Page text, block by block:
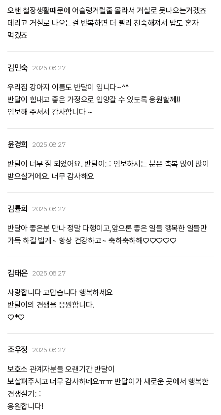
오랜 철장생활때문에 어슬렁거릴줄 몰라서 거실로 못나오는거겠죠
데리고 거실로 나오는걸 반복하면 더 빨리 친숙해져서 밥도 혼자
먹겠죠
김민숙 2025.08.27
우리집 강아지 이름도 반달이 입니다~^^
반달이 힘내고 좋은 가정으로 입양갈 수 있도록 응원할께!!
윤경희 2025.08.27
반달이 너무 잘 되었어요. 반달이를 임보하시는 분은 축복 많이 많이
받으실거에요. 너무 감사해요
김률희 2025.08.27
반달아 좋은분 만나 정말 다행이고,앞으론 좋은 일들 행복한 일들만
가득 하길 빌게~ 항상 건강하고~ 축하축하해♡♡♡♡♡
김태은 2025.08.27
사랑합니다 고맙습니다 행복하세요
반달이의 견생을 응원합니다.
♡*♡
조우정 2025.08.27
보호소 관계자분들 오랜기간 반달이
보살펴주시고 너무 감사하네요ㅠㅠ 반달이가 새로운 곳에서 행복한
견생살기를
응원합니다!